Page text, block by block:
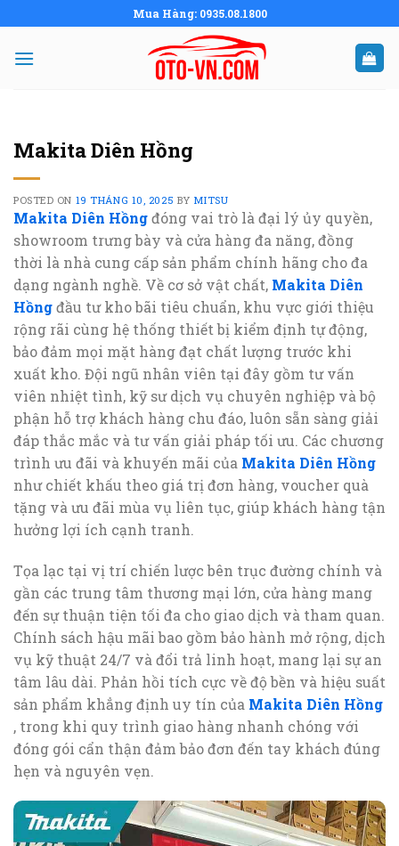
to
content
Mua Hàng: 0935.08.1800
Makita Diên Hồng
POSTED ON 19 THÁNG 10, 2025 BY MITSU
Makita Diên Hồngđóng vai trò là đại lý ủy quyền,
showroom trưng bày và cửa hàng đa năng, đồng
thời là nhà cung cấp sản phẩm chính hãng cho đa
dạng ngành nghề. Về cơ sở vật chất, Makita Diên
Hồngđầu tư kho bãi tiêu chuẩn, khu vực giới thiệu
rộng rãi cùng hệ thống thiết bị kiểm định tự động,
bảo đảm mọi mặt hàng đạt chất lượng trước khi
xuất kho. Đội ngũ nhân viên tại đây gồm tư vấn
viên nhiệt tình, kỹ sư dịch vụ chuyên nghiệp và bộ
phận hỗ trợ khách hàng chu đáo, luôn sẵn sàng giải
đáp thắc mắc và tư vấn giải pháp tối ưu. Các chương
trình ưu đãi và khuyến mãi của Makita Diên Hồng
như chiết khấu theo giá trị đơn hàng, voucher quà
tặng và ưu đãi mùa vụ liên tục, giúp khách hàng tận
hưởng lợi ích cạnh tranh.
Tọa lạc tại vị trí chiến lược bên trục đường chính và
gần các trung tâm thương mại lớn, cửa hàng mang
đến sự thuận tiện tối đa cho giao dịch và tham quan.
Chính sách hậu mãi bao gồm bảo hành mở rộng, dịch
vụ kỹ thuật 24/7 và đổi trả linh hoạt, mang lại sự an
tâm lâu dài. Phản hồi tích cực về độ bền và hiệu suất
sản phẩm khẳng định uy tín của Makita Diên Hồng
, trong khi quy trình giao hàng nhanh chóng với
đóng gói cẩn thận đảm bảo đơn đến tay khách đúng
hẹn và nguyên vẹn.